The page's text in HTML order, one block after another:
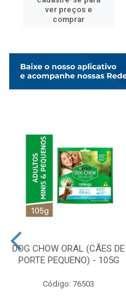
ver preços e
comprar
DOG CHOW ORAL (CÃES DE
PORTE PEQUENO) - 105G
Código: 76503